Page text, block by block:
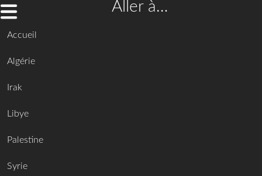
Aller à…
Accueil
Algérie
Irak
Libye
Palestine
Syrie